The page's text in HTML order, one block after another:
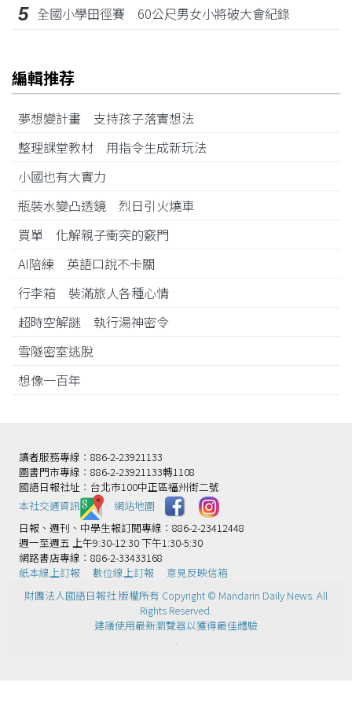
5 全國小學田徑賽 60公尺男女小將破大會紀錄
編輯推荐
夢想變計畫 支持孩子落實想法
整理課堂教材 用指令生成新玩法
小國也有大實力
瓶裝水變凸透鏡 烈日引火燒車
買單 化解親子衝突的竅門
AI陪練 英語口說不卡關
行李箱 裝滿旅人各種心情
超時空解謎 執行湯神密令
雪隧密室逃脫
想像一百年
讀者服務專線：886-2-23921133
圖書門市專線：886-2-23921133轉1108
國語日報社址：台北市100中正區福州街二號
本社交通資訊️
網站地圖
日報、週刊、中學生報訂閱專線：886-2-23412448
週一至週五 上午9:30-12:30 下午1:30-5:30
網路書店專線：886-2-33433168
紙本線上訂報
數位線上訂報
意見反映信箱
財團法人國語日報社 版權所有 Copyright © Mandarin Daily News. All
Rights Reserved.
建議使用最新瀏覽器以獲得最佳體驗
.